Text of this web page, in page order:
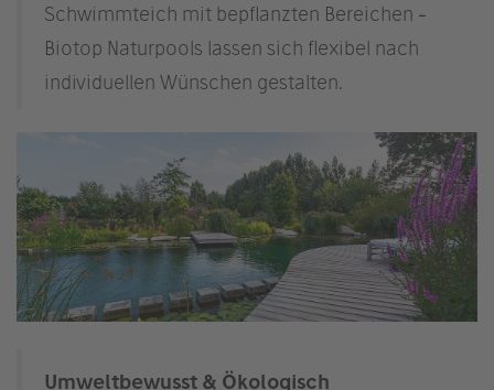
Schwimmteich mit bepflanzten Bereichen -
Biotop Naturpools lassen sich flexibel nach
individuellen Wünschen gestalten.
Umweltbewusst & Ökologisch